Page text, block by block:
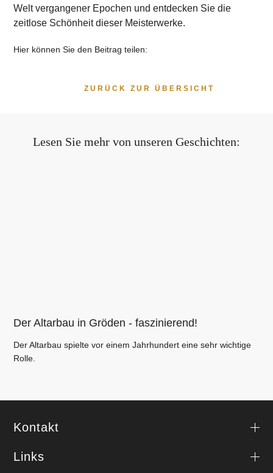
Welt vergangener Epochen und entdecken Sie die
zeitlose Schönheit dieser Meisterwerke.
Hier können Sie den Beitrag teilen:
ZURÜCK ZUR ÜBERSICHT
Lesen Sie mehr von unseren Geschichten:
Der Altarbau in Gröden - faszinierend!
Der Altarbau spielte vor einem Jahrhundert eine sehr wichtige
Rolle.
Kontakt
Links